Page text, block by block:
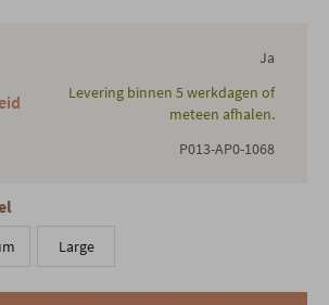
Ja
Levering binnen 5 werkdagen of
meteen afhalen.
P013-AP0-1068
Large